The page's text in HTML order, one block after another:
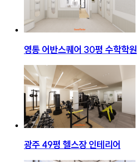
영통 어반스퀘어 30평 수학학원
광주 49평 헬스장 인테리어